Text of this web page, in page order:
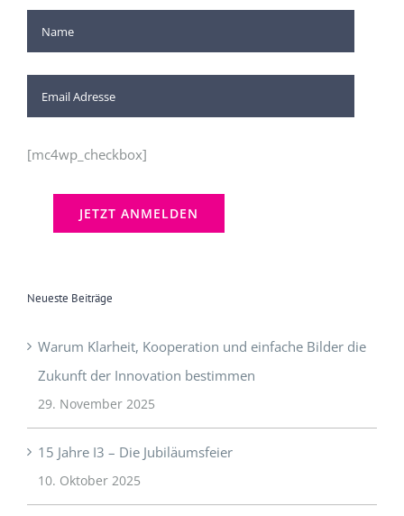
[mc4wp_checkbox]
Neueste Beiträge
Warum Klarheit, Kooperation und einfache Bilder die
Zukunft der Innovation bestimmen
29. November 2025
15 Jahre I3 – Die Jubiläumsfeier
10. Oktober 2025